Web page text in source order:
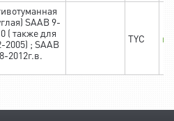
SAAB 9-
( также для
2005) ; SAAB
2012г.в.
TYC в